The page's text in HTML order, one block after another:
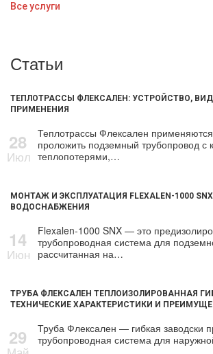
Все услуги
Статьи
ТЕПЛОТРАССЫ ФЛЕКСАЛЕН: УСТРОЙСТВО,
ПРИМЕНЕНИЯ
28
Июл
Теплотрассы Флексален применяются
проложить подземный трубопровод с
теплопотерями,…
МОНТАЖ И ЭКСПЛУАТАЦИЯ FLEXALEN-1000
ВОДОСНАБЖЕНИЯ
14
Июн
Flexalen-1000 SNX — это
трубопроводная система для
рассчитанная на…
ТРУБА ФЛЕКСАЛЕН ТЕПЛОИЗОЛИРОВАННАЯ
ТЕХНИЧЕСКИЕ ХАРАКТЕРИСТИКИ И
29
Труба Флексален — гибкая заводски
трубопроводная система для